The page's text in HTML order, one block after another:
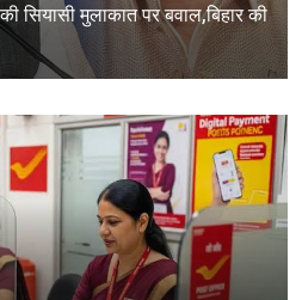
सियासी मुलाकात पर बवाल,बिहार की